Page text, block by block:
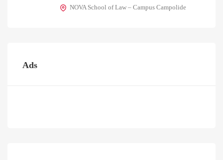
NOVA School of Law – Campus Campolide
Ads